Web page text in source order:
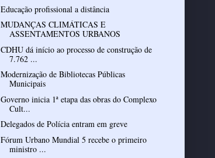
Educação profissional a distância
MUDANÇAS CLIMÁTICAS E
ASSENTAMENTOS URBANOS
CDHU dá início ao processo de construção de
7.762 ...
Modernização de Bibliotecas Públicas
Municipais
Governo inicia 1ª etapa das obras do Complexo
Cult...
Delegados de Polícia entram em greve
Fórum Urbano Mundial 5 recebe o primeiro
ministro ...